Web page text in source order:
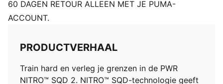
60 DAGEN RETOUR ALLEEN MET JE PUMA-
ACCOUNT.
PRODUCTVERHAAL
Train hard en verleg je grenzen in de PWR
NITRO™ SQD 2. NITRO™ SQD-technologie geeft